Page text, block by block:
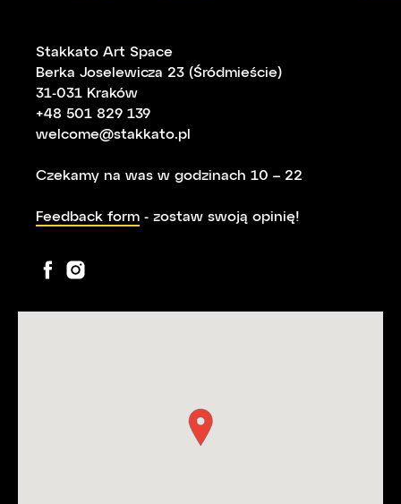
Stakkato Art Space
Berka Joselewicza 23 (Śródmieście)
31-031 Kraków
+48 501 829 139
welcome@stakkato.pl
Czekamy na was w godzinach 10 – 22
Feedback form - zostaw swoją opinię!